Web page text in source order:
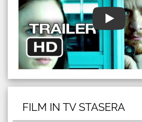
FILM IN TV STASERA